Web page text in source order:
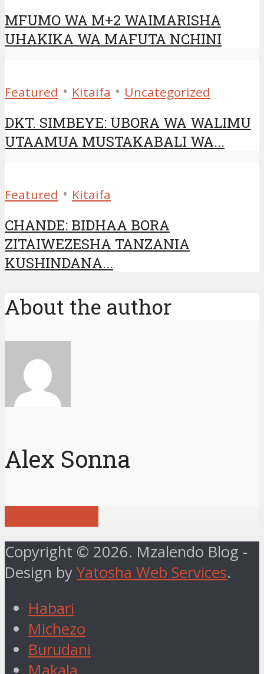
MFUMO WA M+2 WAIMARISHA
UHAKIKA WA MAFUTA NCHINI
Featured • Kitaifa • Uncategorized
DKT. SIMBEYE: UBORA WA WALIMU
UTAAMUA MUSTAKABALI WA...
Featured • Kitaifa
CHANDE: BIDHAA BORA
ZITAIWEZESHA TANZANIA
KUSHINDANA...
About the author
Alex Sonna
Copyright © 2026. Mzalendo Blog -
Design by Yatosha Web Services.
Habari
Michezo
Burudani